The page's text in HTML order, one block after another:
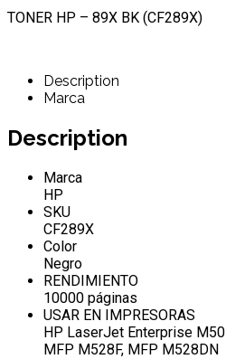
TONER HP – 89X BK (CF289X)
Description
Marca
Description
Marca
HP
SKU
CF289X
Color
Negro
RENDIMIENTO
10000 páginas
USAR EN IMPRESORAS
HP LaserJet Enterprise
MFP M528F, MFP M528DN